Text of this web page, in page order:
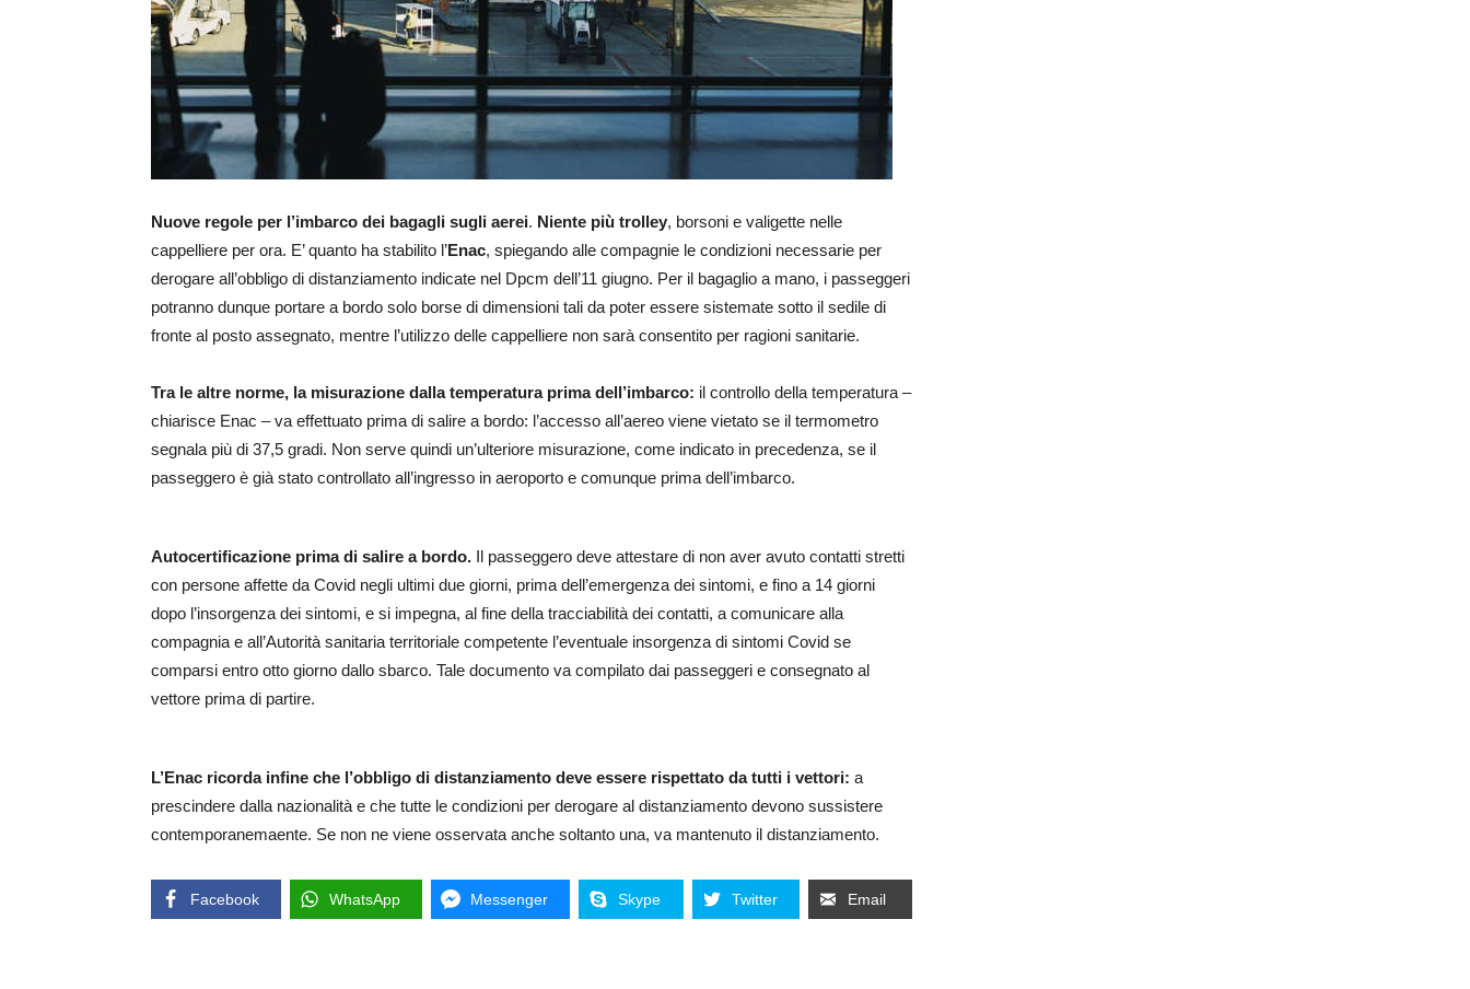
Nuove regole per l’imbarco dei bagagli sugli aerei. Niente più trolley, borsoni e valigette nelle
cappelliere per ora. E’ quanto ha stabilito l’Enac, spiegando alle compagnie le condizioni necessarie per
derogare all’obbligo di distanziamento indicate nel Dpcm dell’11 giugno. Per il bagaglio a mano, i passeggeri
potranno dunque portare a bordo solo borse di dimensioni tali da poter essere sistemate sotto il sedile di
fronte al posto assegnato, mentre l’utilizzo delle cappelliere non sarà consentito per ragioni sanitarie.
Tra le altre norme, la misurazione dalla temperatura prima dell’imbarco: il controllo della temperatura –
chiarisce Enac – va effettuato prima di salire a bordo: l’accesso all’aereo viene vietato se il termometro
segnala più di 37,5 gradi. Non serve quindi un’ulteriore misurazione, come indicato in precedenza, se il
passeggero è già stato controllato all’ingresso in aeroporto e comunque prima dell’imbarco.
Autocertificazione prima di salire a bordo. Il passeggero deve attestare di non aver avuto contatti stretti
con persone affette da Covid negli ultimi due giorni, prima dell’emergenza dei sintomi, e fino a 14 giorni
dopo l’insorgenza dei sintomi, e si impegna, al fine della tracciabilità dei contatti, a comunicare alla
compagnia e all’Autorità sanitaria territoriale competente l’eventuale insorgenza di sintomi Covid se
comparsi entro otto giorno dallo sbarco. Tale documento va compilato dai passeggeri e consegnato al
vettore prima di partire.
L’Enac ricorda infine che l’obbligo di distanziamento deve essere rispettato da tutti i vettori: a
prescindere dalla nazionalità e che tutte le condizioni per derogare al distanziamento devono sussistere
contemporanemaente. Se non ne viene osservata anche soltanto una, va mantenuto il distanziamento.
Facebook WhatsApp Messenger Skype Twitter Email